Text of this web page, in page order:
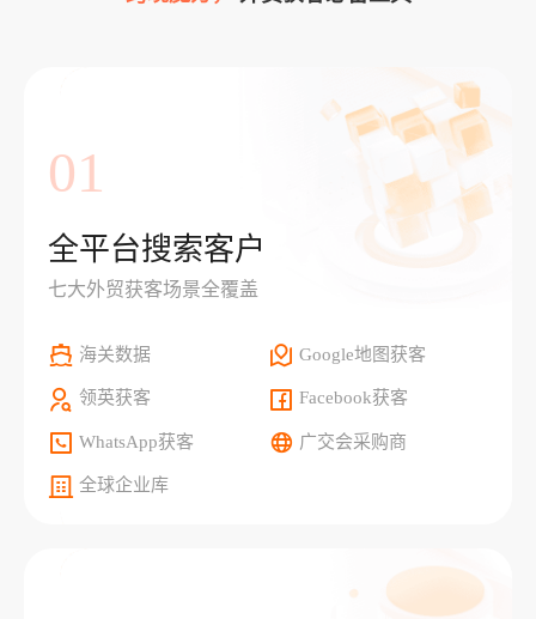
01
全平台搜索客户
七大外贸获客场景全覆盖
海关数据 Google地图获客
领英获客 Facebook获客
WhatsApp获客 广交会采购商
全球企业库